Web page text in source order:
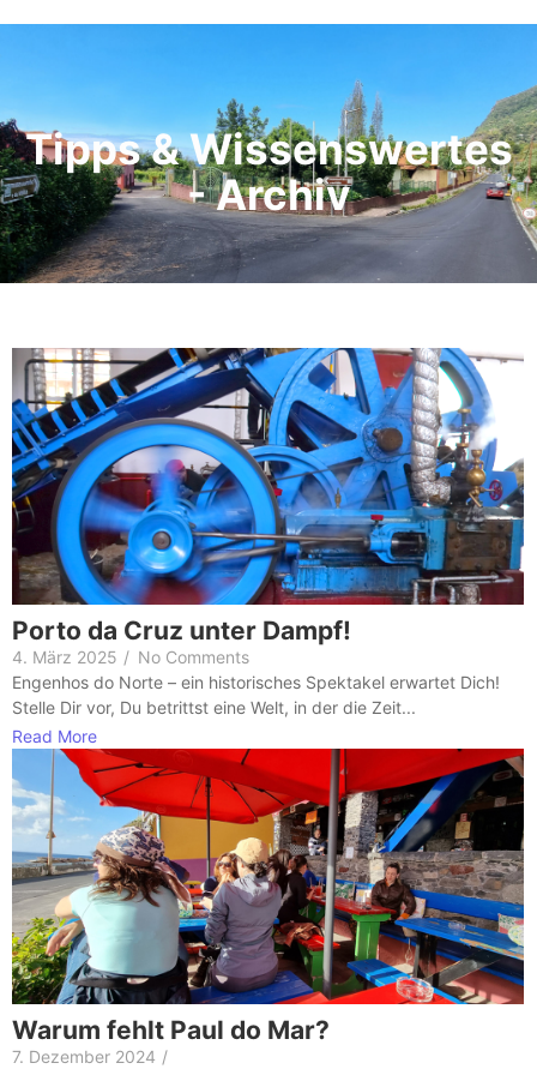
Tipps & Wissenswertes
- Archiv
Porto da Cruz unter Dampf!
4. März 2025 / No Comments
Engenhos do Norte – ein historisches Spektakel erwartet Dich!
Stelle Dir vor, Du betrittst eine Welt, in der die Zeit...
Read More
Warum fehlt Paul do Mar?
7. Dezember 2024 /